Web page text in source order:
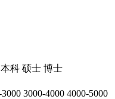
本科 硕士 博士
3000 3000-4000 4000-5000